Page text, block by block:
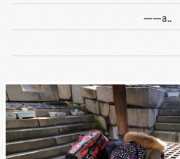
ㅡㅡa..